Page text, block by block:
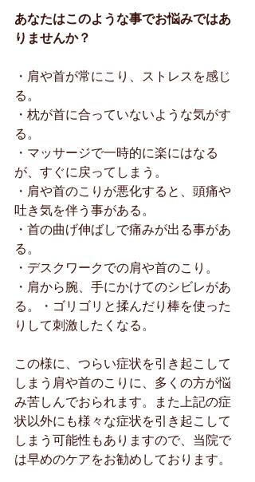
あなたはこのような事でお悩みではあ
りませんか？
・肩や首が常にこり、ストレスを感じ
る。
・枕が首に合っていないような気がす
る。
・マッサージで一時的に楽にはなる
が、すぐに戻ってしまう。
・肩や首のこりが悪化すると、頭痛や
吐き気を伴う事がある。
・首の曲げ伸ばしで痛みが出る事があ
る。
・デスクワークでの肩や首のこり。
・肩から腕、手にかけてのシビレがあ
る。・ゴリゴリと揉んだり棒を使った
りして刺激したくなる。
この様に、つらい症状を引き起こして
しまう肩や首のこりに、多くの方が悩
み苦しんでおられます。また上記の症
状以外にも様々な症状を引き起こして
しまう可能性もありますので、当院で
は早めのケアをお勧めしております。